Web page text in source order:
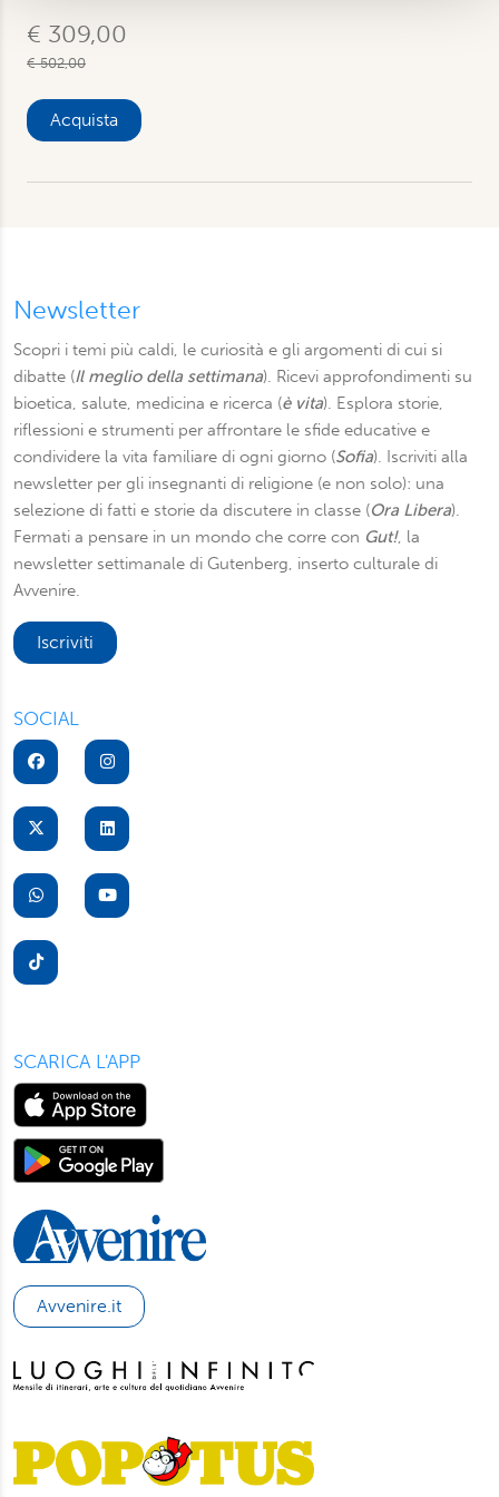
con altre informazioni che ha fornito loro o che hanno
raccolto dal suo utilizzo dei loro servizi. Scegliendo
“Rifiuta” saranno installati solo i cookie tecnici necessari
per il buon funzionamento del sito, con “Personalizza”
€ 309,00
€ 502,00
Acquista
Newsletter
Scopri i temi più caldi, le curiosità e gli argomenti di cui si
dibatte (Il meglio della settimana). Ricevi approfondimenti su
bioetica, salute, medicina e ricerca (è vita). Esplora storie,
riflessioni e strumenti per affrontare le sfide educative e
condividere la vita familiare di ogni giorno (Sofia). Iscriviti alla
newsletter per gli insegnanti di religione (e non solo): una
selezione di fatti e storie da discutere in classe (Ora Libera).
Fermati a pensare in un mondo che corre con Gut!, la
newsletter settimanale di Gutenberg, inserto culturale di
Avvenire.
Iscriviti
SOCIAL
SCARICA L'APP
Avvenire.it